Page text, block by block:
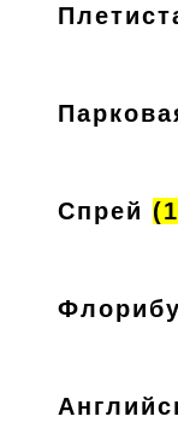
Спрей